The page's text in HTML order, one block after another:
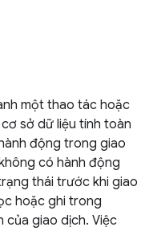
một thao tác hoặc
sở dữ liệu tính toàn
động trong giao
có hành động
thái trước khi giao
hoặc ghi trong
của giao dịch. Việc